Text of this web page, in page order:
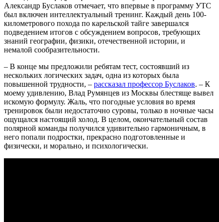
Александр Буслаков отмечает, что впервые в программу УТС
был включен интеллектуальный тренинг. Каждый день 100-
километрового похода по карельской тайге завершался
подведением итогов с обсуждением вопросов, требующих
знаний географии, физики, отечественной истории, и
немалой сообразительности.
– В конце мы предложили ребятам тест, состоявший из
нескольких логических задач, одна из которых была
повышенной трудности, – рассказал профессор Буслаков. – К
моему удивлению, Влад Румянцев из Москвы блестяще вывел
искомую формулу. Жаль, что погодные условия во время
тренировок были недостаточно суровы, только в ночные часы
ощущался настоящий холод. В целом, окончательный состав
полярной команды получился удивительно гармоничным, в
него попали подростки, прекрасно подготовленные и
физически, и морально, и психологически.